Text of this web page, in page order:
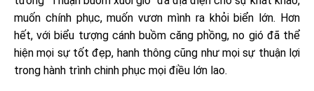
muốn chính phục, muốn vươn mình ra khỏi biển lớn. Hơn
hết, với biểu tượng cánh buồm căng phồng, no gió đã thể
hiện mọi sự tốt đẹp, hanh thông cũng như mọi sự thuận lợi
trong hành trình chinh phục mọi điều lớn lao.